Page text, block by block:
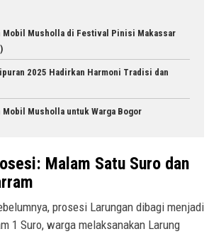
Mobil Musholla di Festival Pinisi Makassar
2025 Hadirkan Harmoni Tradisi dan
Mobil Musholla untuk Warga Bogor
Malam Satu Suro dan
prosesi Larungan dibagi menjadi
1 Suro, warga melaksanakan Larung